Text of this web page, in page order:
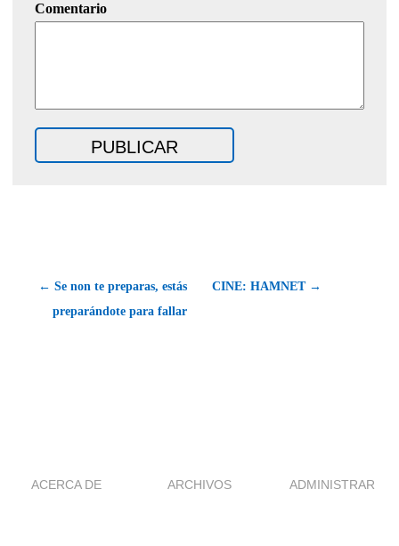
Comentario
← Se non te preparas, estás
preparándote para fallar
CINE: HAMNET →
ACERCA DE ARCHIVOS ADMINISTRAR